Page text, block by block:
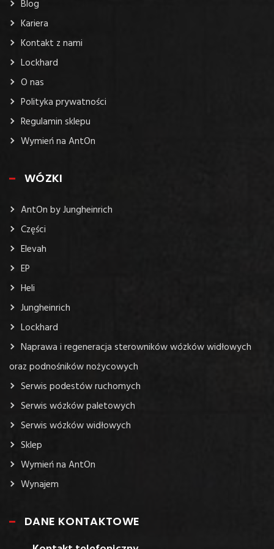
Blog
Kariera
Kontakt z nami
Lockhard
O nas
Polityka prywatności
Regulamin sklepu
Wymień na AntOn
WÓZKI
AntOn by Jungheinrich
Części
Elevah
EP
Heli
Jungheinrich
Lockhard
Naprawa i regeneracja sterowników wózków widłowych
oraz podnośników nożycowych
Serwis podestów ruchomych
Serwis wózków paletowych
Serwis wózków widłowych
Sklep
Wymień na AntOn
Wynajem
DANE KONTAKTOWE